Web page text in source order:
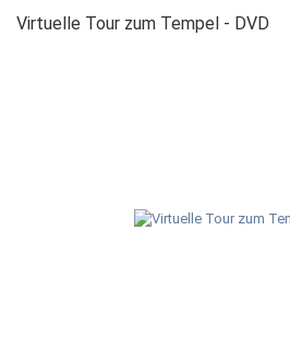
Virtuelle Tour zum Tempel - DVD